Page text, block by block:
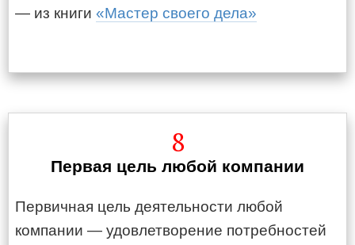
— из книги «Мастер своего дела»
8
Первая цель любой компании
Первичная цель деятельности любой
компании — удовлетворение потребностей